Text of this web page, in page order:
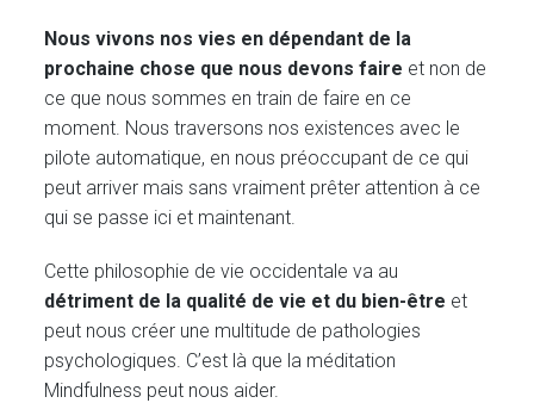
Nous vivons nos vies en dépendant de la
prochaine chose que nous devons faire et non de
ce que nous sommes en train de faire en ce
moment. Nous traversons nos existences avec le
pilote automatique, en nous préoccupant de ce qui
peut arriver mais sans vraiment prêter attention à ce
qui se passe ici et maintenant.
Cette philosophie de vie occidentale va au
détriment de la qualité de vie et du bien-être et
peut nous créer une multitude de pathologies
psychologiques. C’est là que la méditation
Mindfulness peut nous aider.